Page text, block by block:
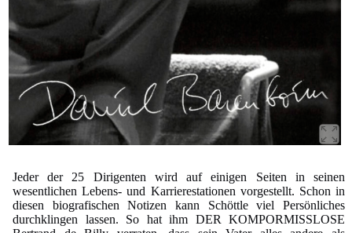
Jeder der 25 Dirigenten wird auf einigen Seiten in seinen
wesentlichen Lebens- und Karrierestationen vorgestellt. Schon in
diesen biografischen Notizen kann Schöttle viel Persönliches
durchklingen lassen. So hat ihm DER KOMPORMISSLOSE